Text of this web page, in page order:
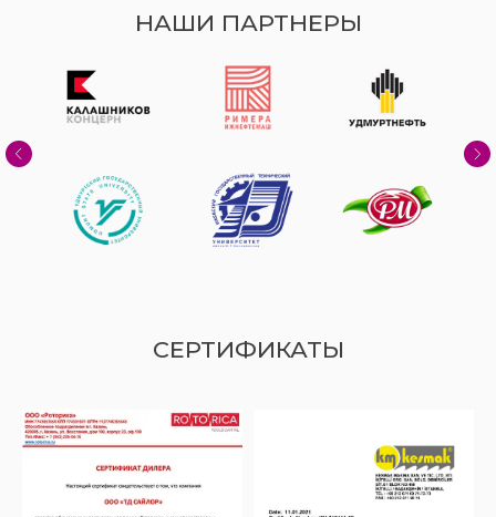
НАШИ ПАРТНЕРЫ
СЕРТИФИКАТЫ